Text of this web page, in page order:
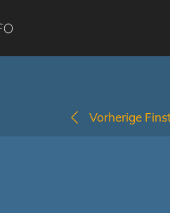
Vorherige